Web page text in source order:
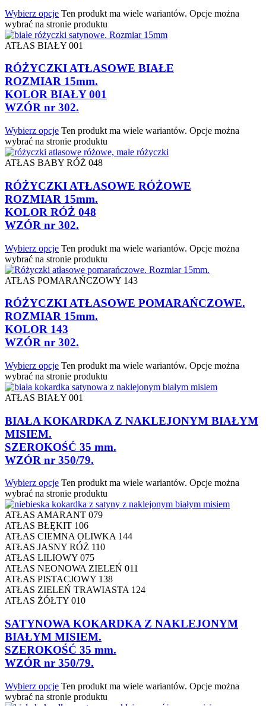
Wybierz opcje Ten produkt ma wiele wariantów. Opcje można
wybrać na stronie produktu
ATŁAS BIAŁY 001
RÓŻYCZKI ATŁASOWE BIAŁE
ROZMIAR 15mm.
KOLOR BIAŁY 001
WZÓR nr 302.
Wybierz opcje Ten produkt ma wiele wariantów. Opcje można
wybrać na stronie produktu
ATŁAS BABY RÓŻ 048
RÓŻYCZKI ATŁASOWE RÓŻOWE
ROZMIAR 15mm.
KOLOR RÓŻ 048
WZÓR nr 302.
Wybierz opcje Ten produkt ma wiele wariantów. Opcje można
wybrać na stronie produktu
ATŁAS POMARAŃCZOWY 143
RÓŻYCZKI ATŁASOWE POMARAŃCZOWE.
ROZMIAR 15mm.
KOLOR 143
WZÓR nr 302.
Wybierz opcje Ten produkt ma wiele wariantów. Opcje można
wybrać na stronie produktu
ATŁAS BIAŁY 001
BIAŁA KOKARDKA Z NAKLEJONYM BIAŁYM
MISIEM.
SZEROKOŚĆ 35 mm.
WZÓR nr 350/79.
Wybierz opcje Ten produkt ma wiele wariantów. Opcje można
wybrać na stronie produktu
ATŁAS AMARANT 079
ATŁAS BŁĘKIT 106
ATŁAS CIEMNA OLIWKA 144
ATŁAS JASNY RÓŻ 110
ATŁAS LILIOWY 075
ATŁAS NEONOWA ZIELEŃ 011
ATŁAS PISTACJOWY 138
ATŁAS ZIELEŃ TRAWIASTA 124
ATŁAS ŻÓŁTY 010
SATYNOWA KOKARDKA Z NAKLEJONYM
BIAŁYM MISIEM.
SZEROKOŚĆ 35 mm.
WZÓR nr 350/79.
Wybierz opcje Ten produkt ma wiele wariantów. Opcje można
wybrać na stronie produktu